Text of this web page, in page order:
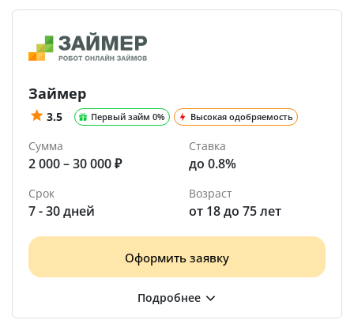
Займер
3.5 Первый займ 0% Высокая одобряемость
Сумма
2 000 – 30 000 ₽
Ставка
до 0.8%
Срок
7 - 30 дней
Возраст
от 18 до 75 лет
Оформить заявку